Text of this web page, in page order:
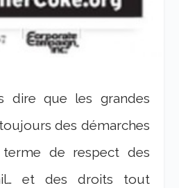
dire que les grandes
des démarches
terme de respect des
et des droits tout